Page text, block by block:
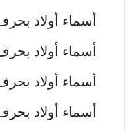
أسماء أولاد
أسماء أولاد
أسماء أولاد
أسماء أولاد